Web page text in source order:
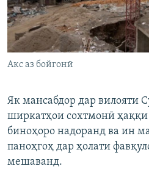
Акс аз бойгонӣ
Як мансабдор дар вилояти
ширкатҳои сохтмонӣ
биноҳоро надоранд ва ин
паноҳгоҳ дар ҳолати
мешаванд.